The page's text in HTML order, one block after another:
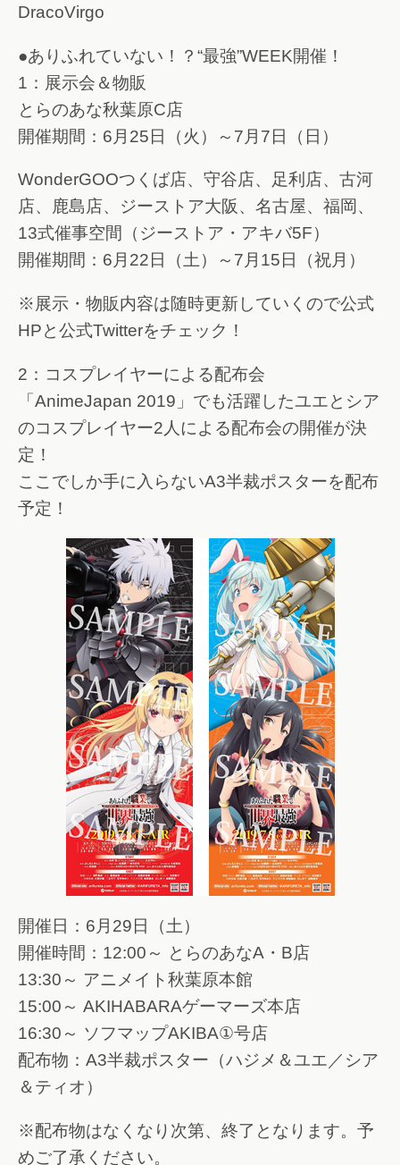
DracoVirgo
●ありふれていない！？“最強”WEEK開催！
1：展示会＆物販
とらのあな秋葉原C店
開催期間：6月25日（火）～7月7日（日）
WonderGOOつくば店、守谷店、足利店、古河
店、鹿島店、ジーストア大阪、名古屋、福岡、
13式催事空間（ジーストア・アキバ5F）
開催期間：6月22日（土）～7月15日（祝月）
※展示・物販内容は随時更新していくので公式
HPと公式Twitterをチェック！
2：コスプレイヤーによる配布会
「AnimeJapan 2019」でも活躍したユエとシア
のコスプレイヤー2人による配布会の開催が決
定！
ここでしか手に入らないA3半裁ポスターを配布
予定！
開催日：6月29日（土）
開催時間：12:00～ とらのあなA・B店
13:30～ アニメイト秋葉原本館
15:00～ AKIHABARAゲーマーズ本店
16:30～ ソフマップAKIBA①号店
配布物：A3半裁ポスター（ハジメ＆ユエ／シア
＆ティオ）
※配布物はなくなり次第、終了となります。予
めご了承ください。